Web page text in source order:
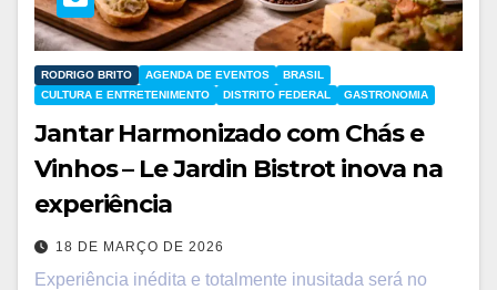
AGENDA DE EVENTOS
BRASIL
CULTURA E ENTRETENIMENTO
DISTRITO FEDERAL GASTRONOMIA
RODRIGO BRITO
Jantar Harmonizado com Chás e
Vinhos – Le Jardin Bistrot inova na
experiência
18 DE MARÇO DE 2026
Experiência inédita e totalmente inusitada será no